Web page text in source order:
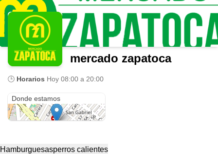
mercado zapatoca
🕒 Horarios Hoy 08:00 a 20:00
Donde estamos
Hamburguesasperros calientes